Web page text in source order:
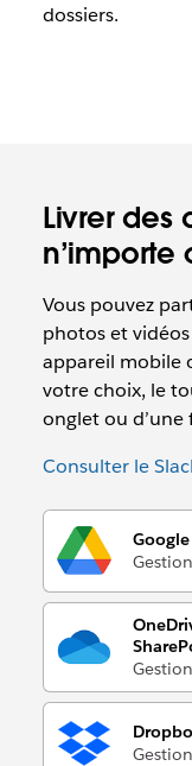
dossiers.
Livrer des
n’importe
Vous pouvez
photos et
appareil mobile
votre choix, le
onglet ou d’une
Consulter le